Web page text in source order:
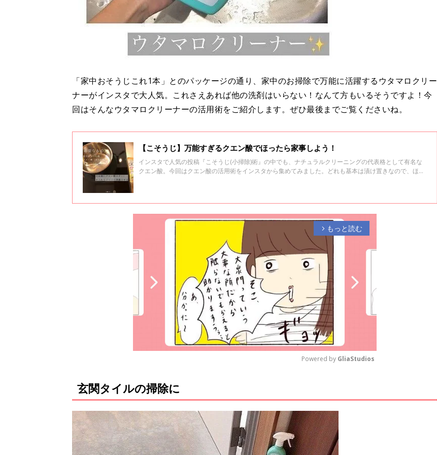
「家中おそうじこれ1本」とのパッケージの通り、家中のお掃除で万能に活躍するウタマロクリー
ナーがインスタで大人気。これさえあれば他の洗剤はいらない！なんて方もいるそうですよ！今
回はそんなウタマロクリーナーの活用術をご紹介します。ぜひ最後までご覧くださいね。
【こそうじ】万能すぎるクエン酸でほったら家事しよう！
インスタで人気の投稿『こそうじ(小掃除)術』の中でも、ナチュラルクリーニングの代表格として有名な
クエン酸。今回はクエン酸の活用術をインスタから集めてみました。どれも基本は漬け置きなので、ほっ
arrow_forward_ios もっと読む
u
t
e
Powered by GliaStudios
玄関タイルの掃除に